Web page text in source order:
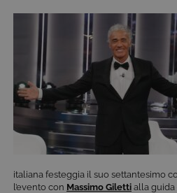
italiana festeggia il suo settantesimo
l’evento con Massimo Giletti alla